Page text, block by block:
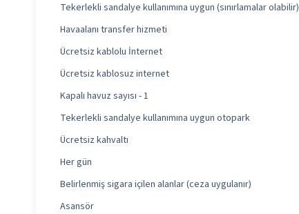
Tekerlekli sandalye kullanımına uygun (sınırlamalar olabilir)
Havaalanı transfer hizmeti
Ücretsiz kablolu İnternet
Ücretsiz kablosuz internet
Kapalı havuz sayısı - 1
Tekerlekli sandalye kullanımına uygun otopark
Ücretsiz kahvaltı
Her gün
Belirlenmiş sigara içilen alanlar (ceza uygulanır)
Asansör